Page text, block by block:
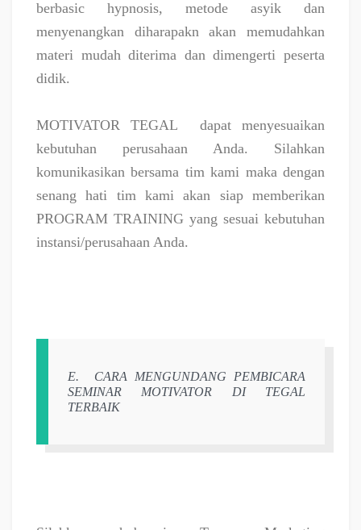
berbasic hypnosis, metode asyik dan
menyenangkan diharapakn akan memudahkan
materi mudah diterima dan dimengerti peserta
didik.
MOTIVATOR TEGAL
dapat menyesuaikan
kebutuhan perusahaan Anda. Silahkan
komunikasikan bersama tim kami maka dengan
senang hati tim kami akan siap memberikan
PROGRAM TRAINING yang sesuai kebutuhan
instansi/perusahaan Anda.
E.
CARA MENGUNDANG PEMBICARA
SEMINAR MOTIVATOR DI TEGAL
TERBAIK